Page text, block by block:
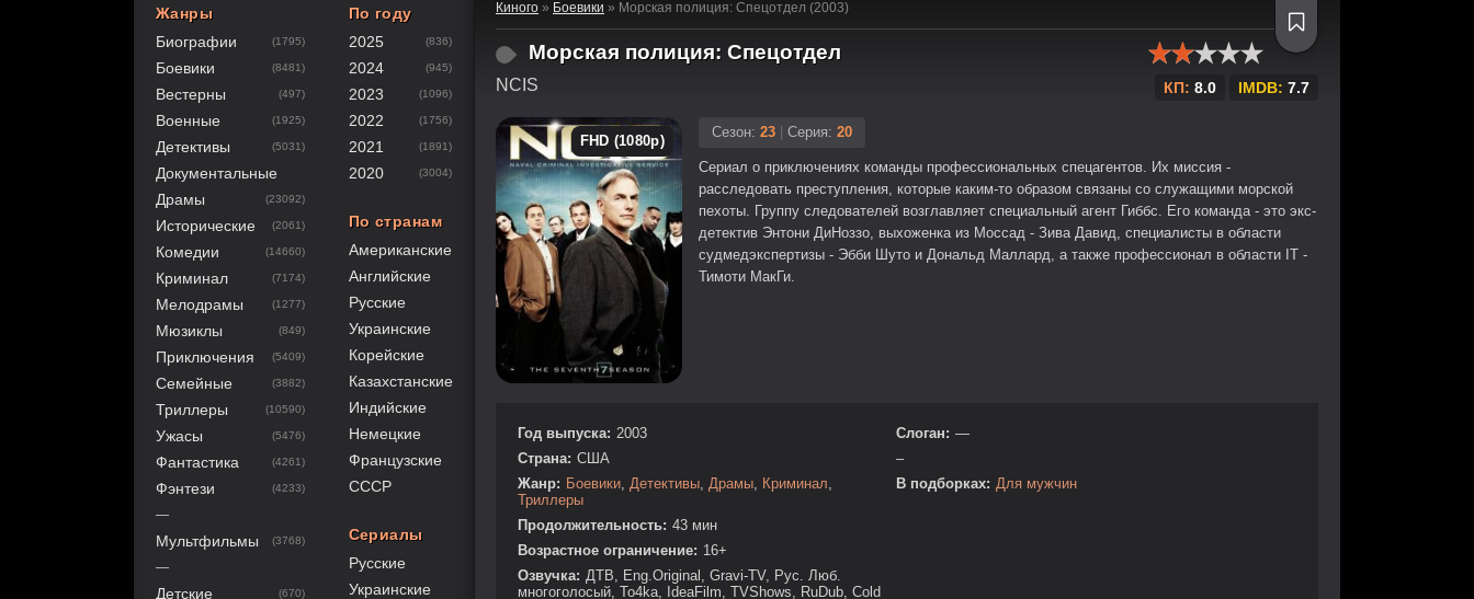
Киного » Боевики » Морская полиция: Спецотдел (2003)
Морская полиция: Спецотдел
NCIS
40
1 2 3 4
КП: 8.0 IMDB: 7.7
FHD (1080p)
Сезон: 23 Серия: 20
Сериал о приключениях команды профессиональных спецагентов. Их миссия -
расследовать преступления, которые каким-то образом связаны со служащими морской
пехоты. Группу следователей возглавляет специальный агент Гиббс. Его команда - это экс-
детектив Энтони ДиНоззо, выхоженка из Моссад - Зива Давид, специалисты в области
судмедэкспертизы - Эбби Шуто и Дональд Маллард, а также профессионал в области IT -
Тимоти МакГи.
Год выпуска: 2003
Страна: США
Жанр: Боевики Детективы Драмы Криминал
Триллеры
Продолжительность: 43 мин
Возрастное ограничение: 16+
Озвучка: ДТВ, Eng.Original, Gravi-TV, Рус. Люб.
многоголосый, To4ka, IdeaFilm, TVShows, RuDub, Cold
Слоган: —
–
В подборках: Для мужчин
Жанры
Биографии
(1795)
Боевики (8481)
Вестерны (497)
Военные (1925)
Детективы (5031)
Документальные
Драмы
(23092)
Исторические (2061)
Комедии (14660)
Криминал (7174)
Мелодрамы (1277)
Мюзиклы (849)
Приключения (5409)
Семейные (3882)
Триллеры (10590)
Ужасы (5476)
Фантастика (4261)
Фэнтези (4233)
—
Мультфильмы (3768)
—
Детские (670)
По году
2025
(836)
2024 (945)
2023 (1096)
2022 (1756)
2021 (1891)
2020 (3004)
По странам
Американские
Английские
Русские
Украинские
Корейские
Казахстанские
Индийские
Немецкие
Французские
СССР
Сериалы
Русские
Украинские